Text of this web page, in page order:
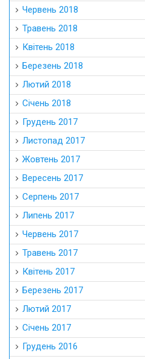
Червень 2018
Травень 2018
Квітень 2018
Березень 2018
Лютий 2018
Січень 2018
Грудень 2017
Листопад 2017
Жовтень 2017
Вересень 2017
Серпень 2017
Липень 2017
Червень 2017
Травень 2017
Квітень 2017
Березень 2017
Лютий 2017
Січень 2017
Грудень 2016